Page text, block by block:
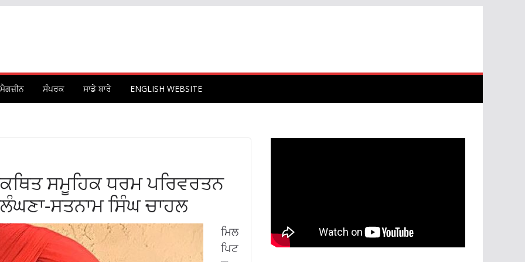
ਮੈਗਜ਼ੀਨ ਸੰਪਰਕ ਸਾਡੇ ਬਾਰੇ ENGLISH WEBSITE
ਸਮੂਹਿਕ ਧਰਮ ਪਰਿਵਰਤਨ
ਸਤਨਾਮ ਸਿੰਘ ਚਾਹਲ
ਮਿਲ
ਪਿਟ